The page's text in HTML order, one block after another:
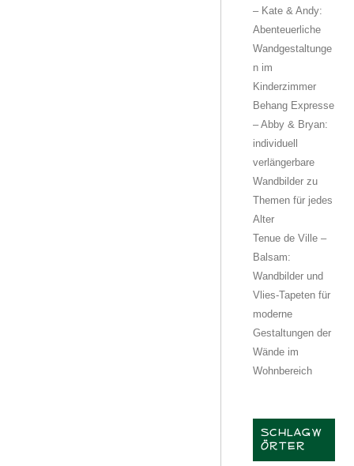
– Kate & Andy:
Abenteuerliche
Wandgestaltunge
n im
Kinderzimmer
Behang Expresse
– Abby & Bryan:
individuell
verlängerbare
Wandbilder zu
Themen für jedes
Alter
Tenue de Ville –
Balsam:
Wandbilder und
Vlies-Tapeten für
moderne
Gestaltungen der
Wände im
Wohnbereich
SCHLAGW
ÖRTER